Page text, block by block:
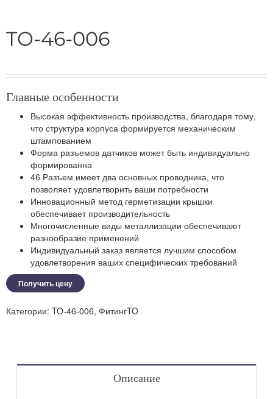
TO-46-006
Главные особенности
Высокая эффективность производства, благодаря тому,
что структура корпуса формируется механическим
штампованием
Форма разъемов датчиков может быть индивидуально
формированна
46 Разъем имеет два основных проводника, что
позволяет удовлетворить ваши потребности
Инновационный метод герметизации крышки
обеспечивает производительность
Многочисленные виды металлизации обеспечивают
разнообразие применений
Индивидуальный заказ является лучшим способом
удовлетворения ваших специфических требований
Получить цену
Категории: TO-46-006, ФитингTO
Описание